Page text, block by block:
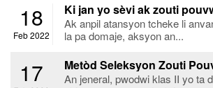
18
Feb 2022
Ki jan yo sèvi ak zouti
Ak anpil atansyon tcheke li
la pa domaje, aksyon an...
17 Metòd Seleksyon Zouti
An jeneral, pwodwi klas II yo ta